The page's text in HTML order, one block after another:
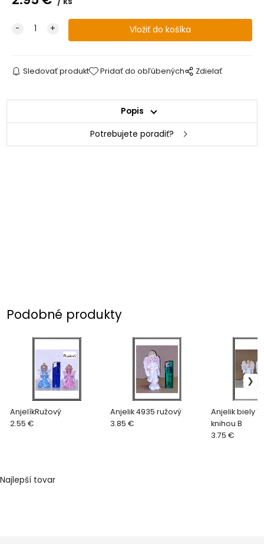
Sledovať produkt Pridať do obľúbených Zdielať
Popis
Potrebujete poradiť?
Podobné produkty
AnjelíkRužový
2.55 €
Anjelik 4935 ružový
3.85 €
Anjelik biely
knihou B
3.75 €
Najlepší tovar